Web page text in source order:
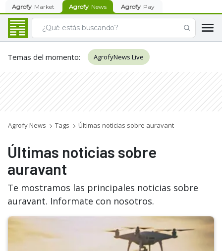
Agrofy Market Agrofy News Agrofy Pay
Temas del momento: AgrofyNews Live
Agrofy News Tags Últimas noticias sobre auravant
Últimas noticias sobre
auravant
Te mostramos las principales noticias sobre
auravant. Informate con nosotros.